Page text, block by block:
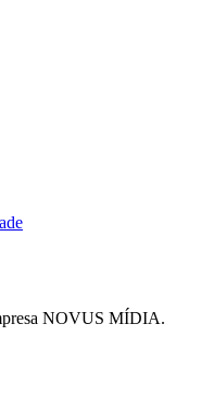
NOVUS MÍDIA.